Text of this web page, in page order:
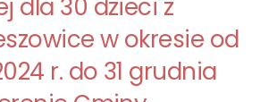
dla 30 dzieci z
w okresie od
r. do 31 grudnia